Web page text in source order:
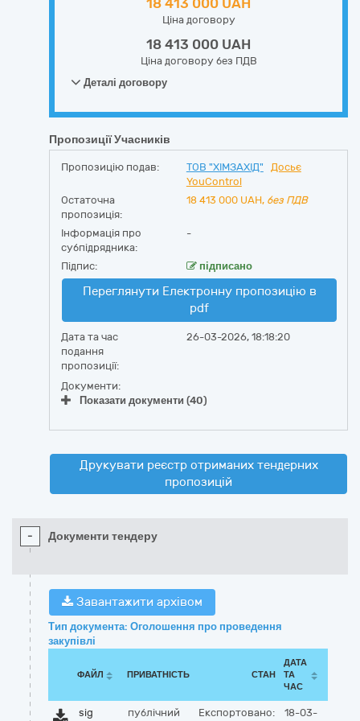
18 413 000 UAH
Ціна договору
18 413 000 UAH
Ціна договору без ПДВ
Деталі договору
Пропозиції Учасників
Пропозицію подав: ТОВ "ХІМЗАХІД"
Досьє
YouControl
Остаточна
пропозиція:
18 413 000 UAH, без ПДВ
Інформація про
субпідрядника:
-
Підпис: підписано
Переглянути Електронну пропозицію в
pdf
Дата та час
подання
пропозиції:
26-03-2026, 18:18:20
Документи:
Показати документи (40)
Друкувати реєстр отриманих тендерних
пропозицій
- Документи тендеру
Завантажити архівом
Тип документа: Оголошення про проведення
закупівлі
ФАЙЛ ПРИВАТНІСТЬ СТАН
ДАТА
ТА
ЧАС
sig
публічний Експортовано:
18-03-